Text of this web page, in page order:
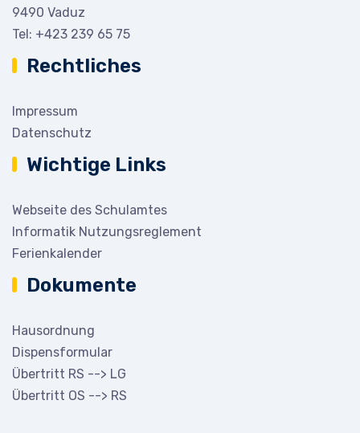
9490 Vaduz
Tel: +423 239 65 75
Rechtliches
Impressum
Datenschutz
Wichtige Links
Webseite des Schulamtes
Informatik Nutzungsreglement
Ferienkalender
Dokumente
Hausordnung
Dispensformular
Übertritt RS --> LG
Übertritt OS --> RS